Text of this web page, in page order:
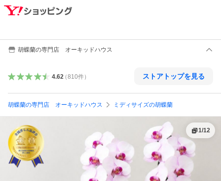
胡蝶蘭の専門店 オーキッドハウス
4.62（810件） ストアトップを見る
胡蝶蘭の専門店 オーキッドハウス ミディサイズの胡蝶蘭
1/12